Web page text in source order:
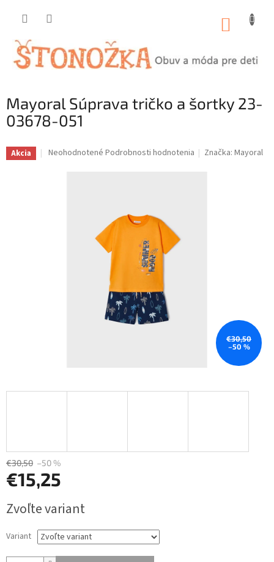
Mayoral Súprava tričko a šortky 23-
03678-051
Akcia
Priemerné
Neohodnotené Podrobnosti hodnotenia Značka:Mayoral
€30,50
–50 %
€30,50 –50 %
€15,25
cena:
Zvoľte variant
Variant